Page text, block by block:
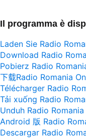
Il programma è
Laden Sie Radio
Download Radio
Pobierz Radio
下载Radio Romania
Télécharger Radio
Tải xuống Radio
Unduh Radio
Android 版 Radio
Descargar Radio